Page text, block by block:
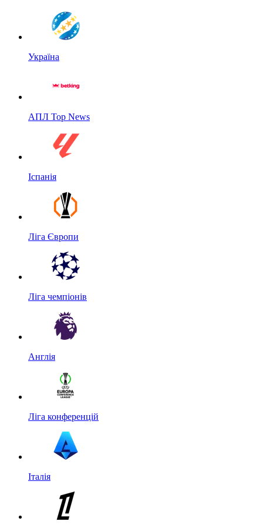
Україна
АПЛ Top News
Іспанія
Ліга Європи
Ліга чемпіонів
Англія
Ліга конференцій
Італія